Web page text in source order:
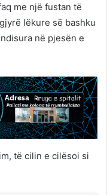
me një fustan të
lëkure së bashku
në pjesën e
të cilin e cilësoi si